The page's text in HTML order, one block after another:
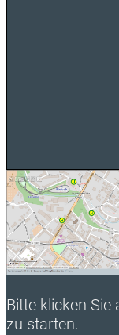
Bitte klicken
zu starten.